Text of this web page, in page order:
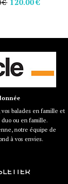
€ 120.00 €
balades en famille et
ou en famille.
notre équipe de
à vos envies.